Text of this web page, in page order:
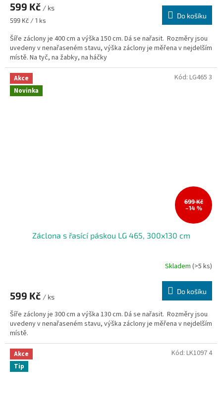
599 Kč / ks
Měrná
599 Kč / 1 ks
Do košíku
Šíře záclony je 400 cm a výška 150 cm. Dá se nařasit. Rozměry jsou
uvedeny v nenařaseném stavu, výška záclony je měřena v nejdelším
místě. Na tyč, na žabky, na háčky
Akce
Novinka
699 Kč
–14 %
Záclona s řasící páskou LG 465, 300x130 cm
Skladem (>5 ks)
599 Kč / ks
Do košíku
Šíře záclony je 300 cm a výška 130 cm. Dá se nařasit. Rozměry jsou
uvedeny v nenařaseném stavu, výška záclony je měřena v nejdelším
místě.
Kód: LG465 3
Akce
Tip
Kód: LK1097 4